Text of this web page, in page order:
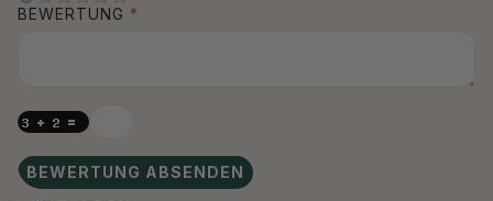
BEWERTUNG
BEWERTUNG ABSENDEN